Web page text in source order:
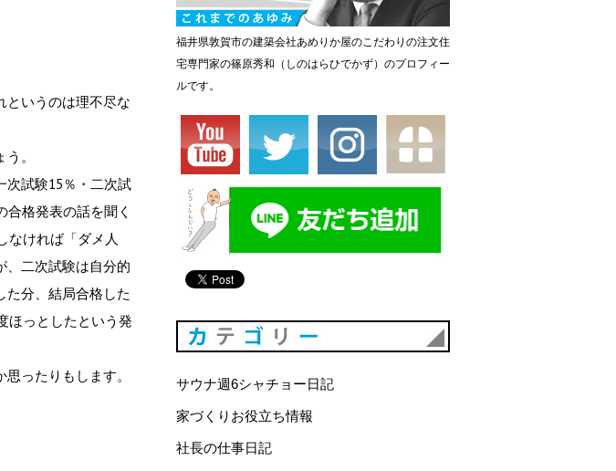
というのは理不尽な
。
次試験15％・二次試
格発表の話を聞く
なければ「ダメ人
、二次試験は自分的
た分、結局合格した
ほっとしたという発
ったりもします。
福井県敦賀市の建築会社あめりか屋のこだわりの注文住
宅専門家の篠原秀和（しのはらひでかず）のプロフィー
ルです。
サウナ週6シャチョー日記
家づくりお役立ち情報
社長の仕事日記